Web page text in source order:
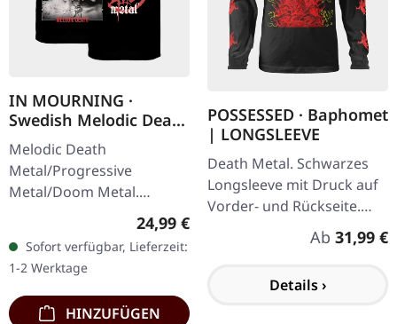
IN MOURNING ·
Swedish Melodic Death
Metal | T-SHIRT
Melodic Death
Metal/Progressive
Metal/Doom Metal.
Schwarzes Shirt mit Druck
auf Vorderseite und
Rückseite. 100%
Baumwolle. Stanley/Stella
Rocker…
Regulärer Preis:
24,99 €
Sofort verfügbar, Lieferzeit:
1-2 Werktage
HINZUFÜGEN
POSSESSED · Baphomet
| LONGSLEEVE
Death Metal. Schwarzes
Longsleeve mit Druck auf
Vorder- und Rückseite.
100% Baumwolle.Regulärer
Ab 31,99 €
Details ›